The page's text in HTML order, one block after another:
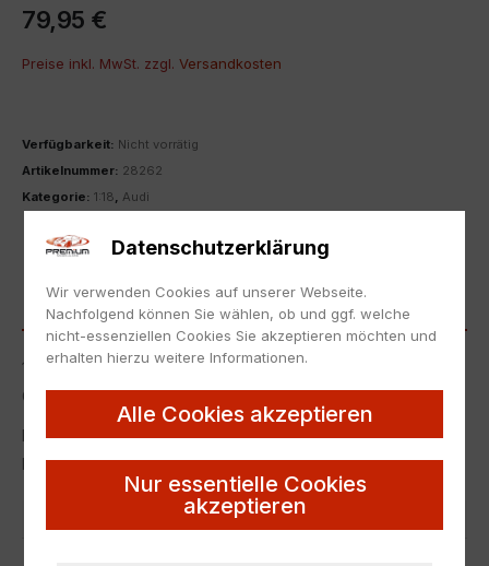
79,95 €
Preise inkl. MwSt. zzgl. Versandkosten
Verfügbarkeit: Nicht vorrätig
Artikelnummer: 28262
Kategorie: 1:18 Audi
ZUR MERKLISTE HINZUFÜGEN
BESCHREIBUNG
1:18 GT Spirit GT393 Audi E-Tron GT 2021 Kemora grey/
Carbon roof
Neu in Originalverpackung.
NEW with box.
28262
Datenschutzerklärung
Wir verwenden Cookies auf unserer Webseite.
Nachfolgend können Sie wählen, ob und ggf. welche
nicht-essenziellen Cookies Sie akzeptieren möchten und
erhalten hierzu weitere Informationen.
Alle Cookies akzeptieren
Nur essentielle Cookies
akzeptieren